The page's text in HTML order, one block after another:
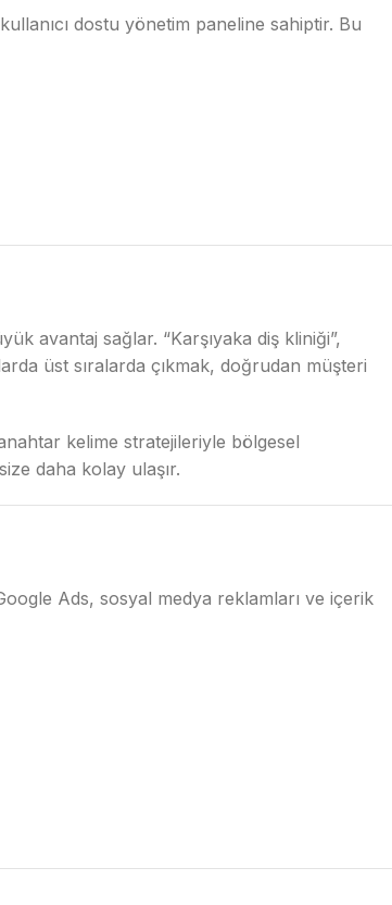
dostu yönetim paneline sahiptir. Bu
avantaj sağlar. “Karşıyaka diş kliniği”,
üst sıralarda çıkmak, doğrudan müşteri
kelime stratejileriyle bölgesel
daha kolay ulaşır.
Ads, sosyal medya reklamları ve içerik